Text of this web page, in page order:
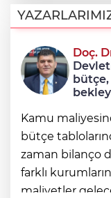
Doç.
bütçe,
Kamu
bütçe
zaman bilanço
farklı
maliyetler